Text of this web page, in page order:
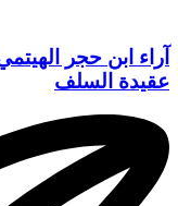
آراء ابن حجر
عقيدة السلف